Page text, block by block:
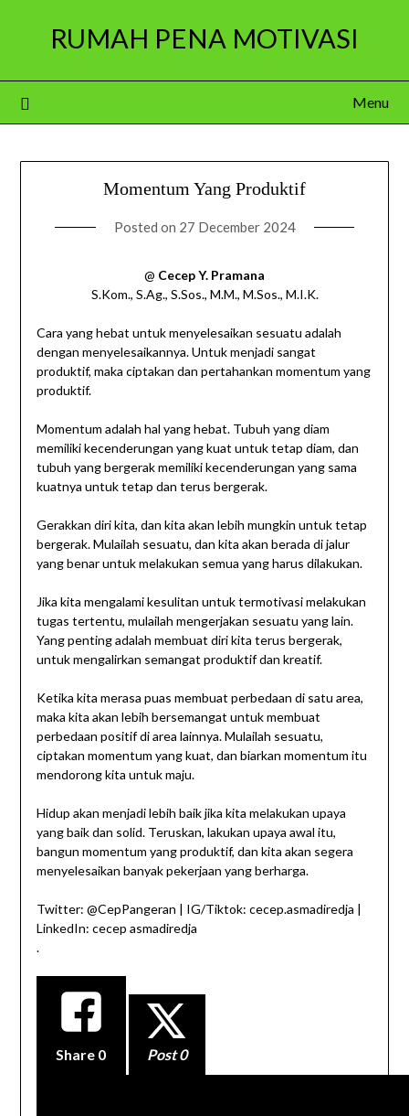
RUMAH PENA MOTIVASI
Menu
Momentum Yang Produktif
Posted on 27 December 2024
@ Cecep Y. Pramana
S.Kom., S.Ag., S.Sos., M.M., M.Sos., M.I.K.
Cara yang hebat untuk menyelesaikan sesuatu adalah
dengan menyelesaikannya. Untuk menjadi sangat
produktif, maka ciptakan dan pertahankan momentum yang
produktif.
Momentum adalah hal yang hebat. Tubuh yang diam
memiliki kecenderungan yang kuat untuk tetap diam, dan
tubuh yang bergerak memiliki kecenderungan yang sama
kuatnya untuk tetap dan terus bergerak.
Gerakkan diri kita, dan kita akan lebih mungkin untuk tetap
bergerak. Mulailah sesuatu, dan kita akan berada di jalur
yang benar untuk melakukan semua yang harus dilakukan.
Jika kita mengalami kesulitan untuk termotivasi melakukan
tugas tertentu, mulailah mengerjakan sesuatu yang lain.
Yang penting adalah membuat diri kita terus bergerak,
untuk mengalirkan semangat produktif dan kreatif.
Ketika kita merasa puas membuat perbedaan di satu area,
maka kita akan lebih bersemangat untuk membuat
perbedaan positif di area lainnya. Mulailah sesuatu,
ciptakan momentum yang kuat, dan biarkan momentum itu
mendorong kita untuk maju.
Hidup akan menjadi lebih baik jika kita melakukan upaya
yang baik dan solid. Teruskan, lakukan upaya awal itu,
bangun momentum yang produktif, dan kita akan segera
menyelesaikan banyak pekerjaan yang berharga.
Twitter: @CepPangeran | IG/Tiktok: cecep.asmadiredja |
LinkedIn: cecep asmadiredja
.
Share 0 Post 0